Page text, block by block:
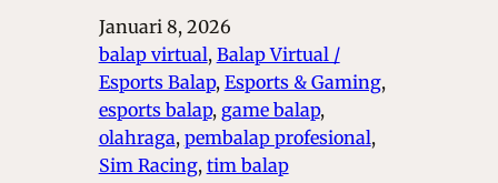
Januari 8, 2026
balap virtual, Balap Virtual /
Esports Balap, Esports & Gaming ,
esports balap, game balap ,
olahraga, pembalap profesional ,
Sim Racing, tim balap